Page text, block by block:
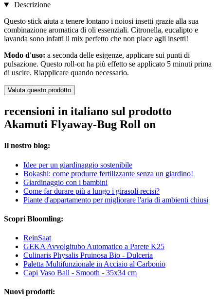
Descrizione
Questo stick aiuta a tenere lontano i noiosi insetti grazie alla sua
combinazione aromatica di oli essenziali. Citronella, eucalipto e
lavanda sono infatti il mix perfetto che non piace agli insetti!
Modo d'uso: a seconda delle esigenze, applicare sui punti di
pulsazione. Questo roll-on ha più effetto se applicato 5 minuti prima
di uscire. Riapplicare quando necessario.
Valuta questo prodotto
recensioni in italiano sul prodotto
Akamuti Flyaway-Bug Roll on
Il nostro blog:
Idee per un giardinaggio sostenibile
Bokashi: come produrre fertilizzante senza un giardino!
Giardinaggio con i bambini
Come far durare più a lungo i girasoli recisi?
Piante d'appartamento per migliorare l'aria di ambienti chiusi
Scopri Bloomling:
ReinSaat
GEKA Avvolgitubo Automatico a Parete K25
Culinaris Physalis Pruinosa Bio - Dulceria
Paletta Multifunzionale in Acciaio al Carbonio
Capi Vaso Ball - Smooth - 35x34 cm
Nuovi prodotti: